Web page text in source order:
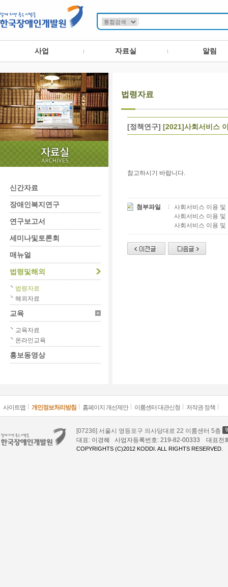
사업 자료실 알림
신간자료
장애인복지연구
연구보고서
세미나및토론회
매뉴얼
법령및해외
법령자료
해외자료
교육
교육자료
온라인교육
홍보동영상
법령자료
[정책연구] [2021]사회서비스
참고하시기 바랍니다.
첨부파일
사회서비스 이용
사회서비스 이용
사회서비스 이용
사이트맵 개인정보처리방침 홈페이지 개선제안 이룸센터 대관신청 저작권 정책
[07236] 서울시 영등포구 의사당대로 22 이룸센터 5층
대표: 이경혜 사업자등록번호: 219-82-00333 대표
COPYRIGHTS (C)2012 KODDI. ALL RIGHTS RESERVED.